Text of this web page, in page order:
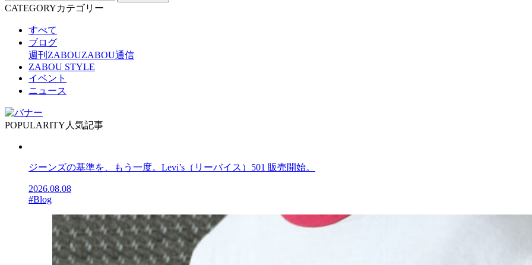
CATEGORYカテゴリー
すべて
ブログ
週刊ZABOUZABOU通信
ZABOU STYLE
イベント
ニュース
POPULARITY 人気記事
ジーンズの基準を、もう一度。Levi’s（リーバイス）501 販売開始。
2026.08.08
#Blog